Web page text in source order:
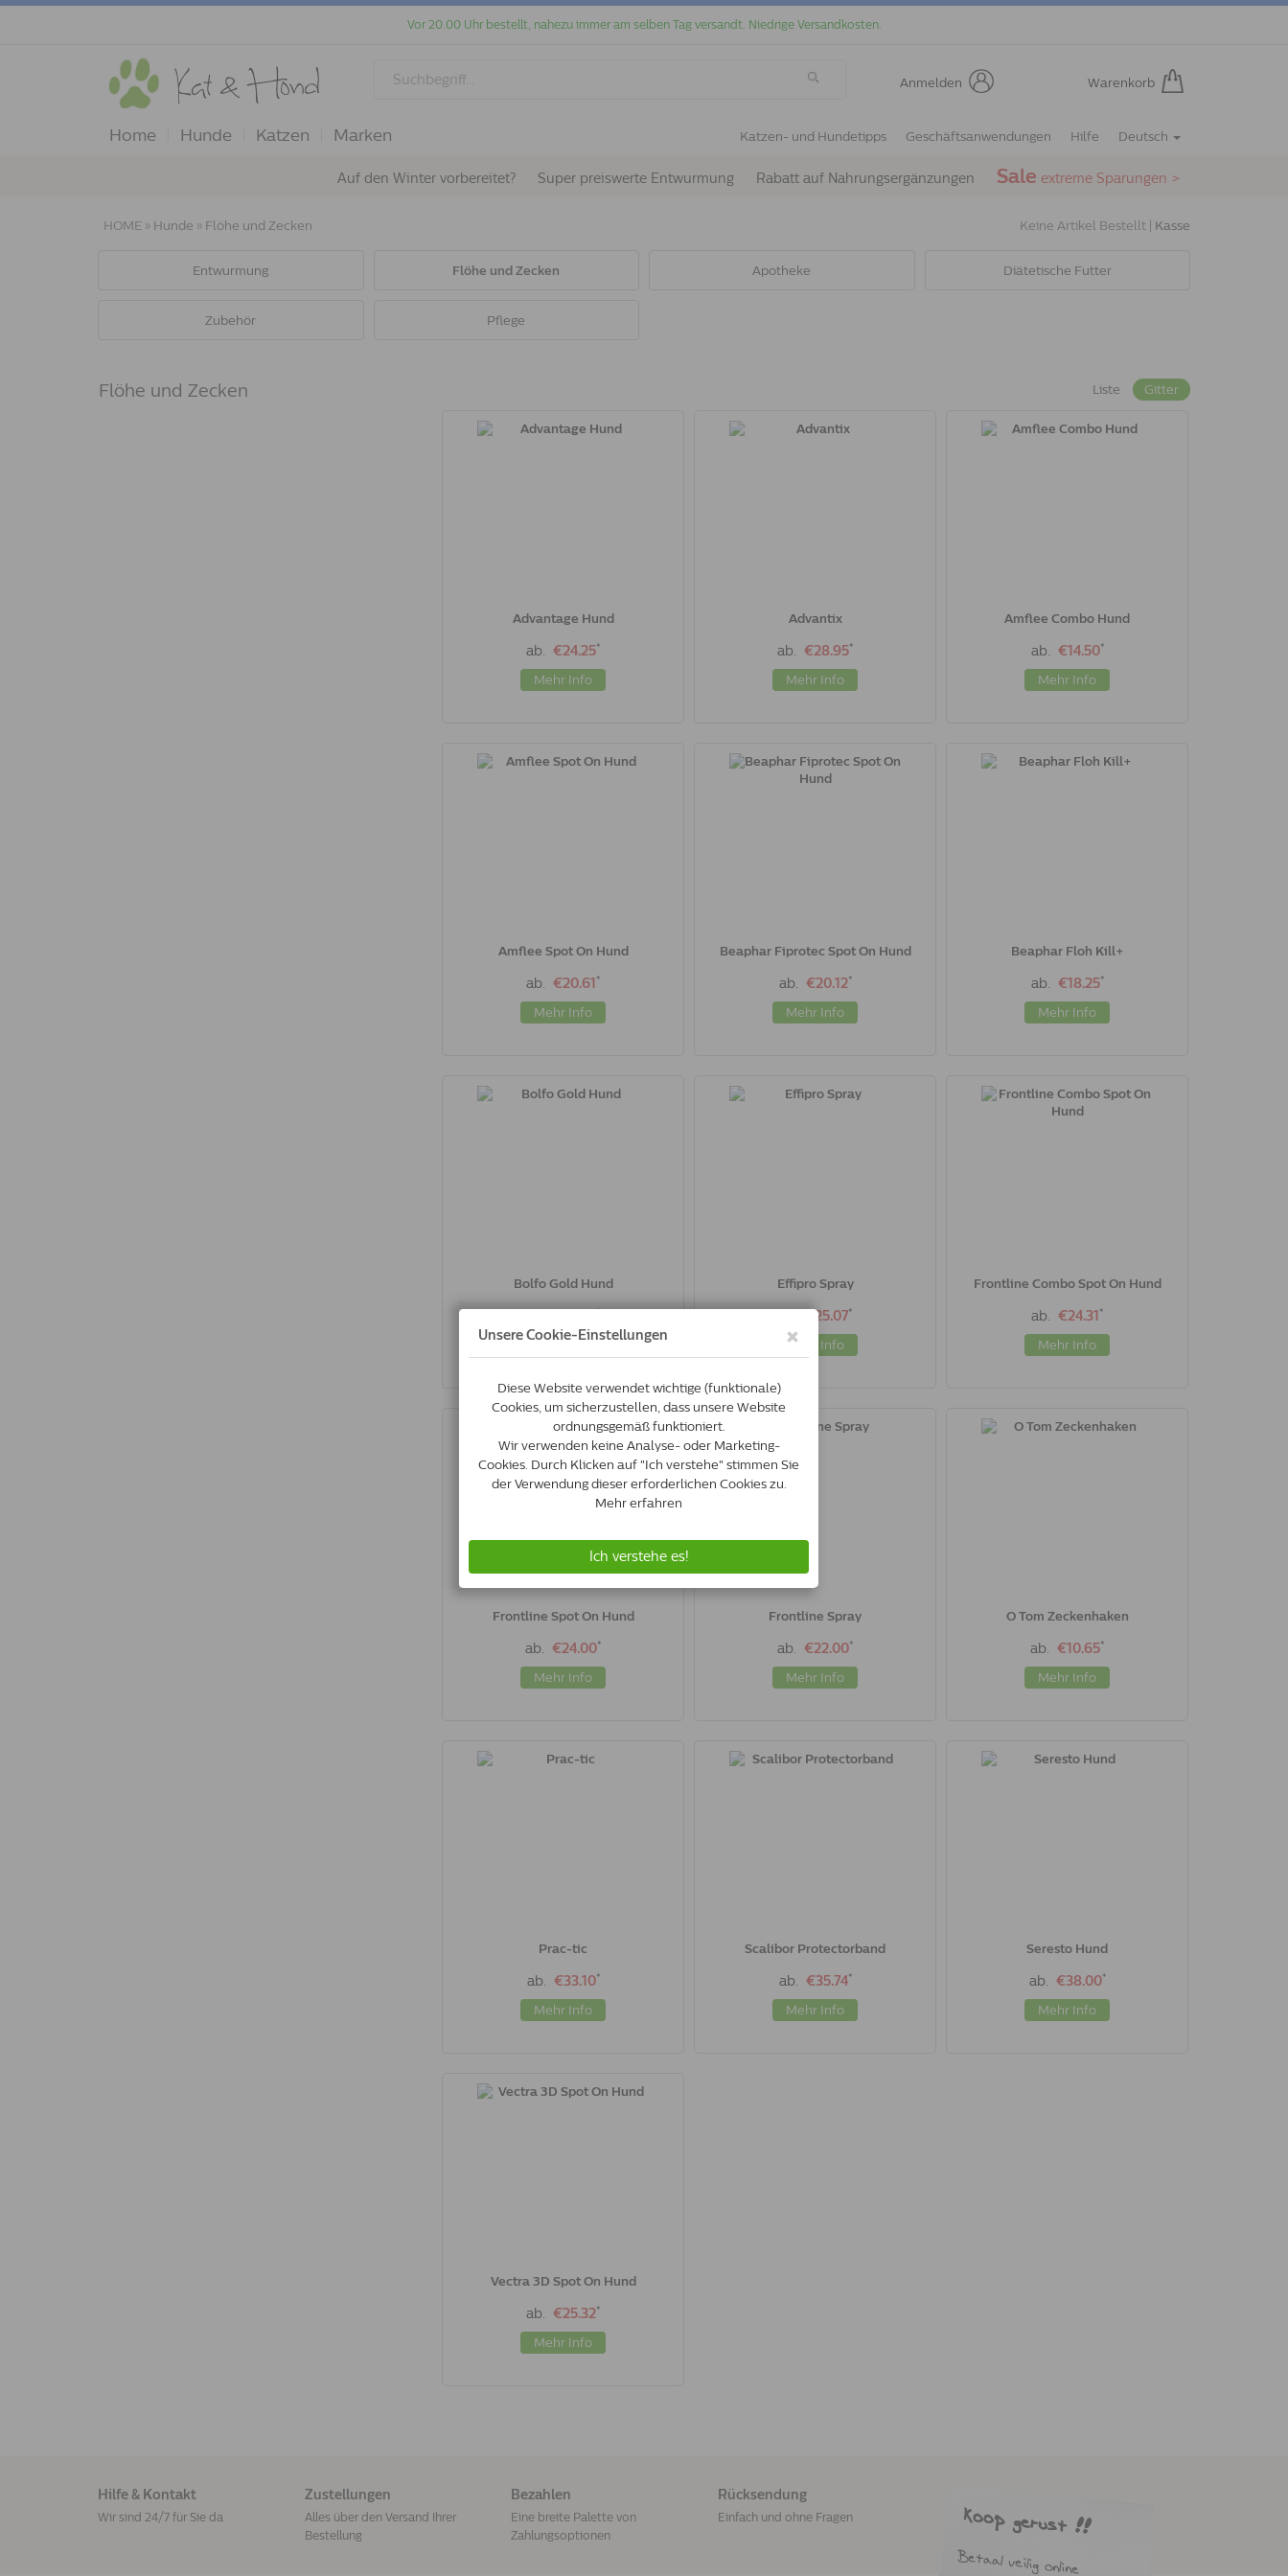
Vor 20.00 Uhr bestellt, nahezu immer am selben Tag versandt. Niedrige Versandkosten.
Anmelden Warenkorb
Home Hunde Katzen Marken Katzen- und Hundetipps Geschäftsanwendungen Hilfe Deutsch
Auf den Winter vorbereitet? Super preiswerte Entwurmung Rabatt auf Nahrungsergänzungen Sale extreme Sparungen >
HOME » Hunde » Flöhe und Zecken Keine Artikel Bestellt | Kasse
Entwurmung Flöhe und Zecken Apotheke Diätetische Futter
Zubehör Pflege
Flöhe und Zecken Liste Gitter
Advantage Hund
ab. €24.25*
Mehr Info
Advantix
ab. €28.95*
Mehr Info
Amflee Combo Hund
ab. €14.50*
Mehr Info
Amflee Spot On Hund
ab. €20.61 *
Mehr Info
Beaphar Fiprotec Spot On Hund
ab. €20.12*
Mehr Info
Beaphar Floh Kill+
ab. €18.25*
Mehr Info
Bolfo Gold Hund
*
Effipro Spray
€25.07*
Mehr Info
Frontline Combo Spot On Hund
ab. €24.31 *
Mehr Info
Frontline Spot On Hund
ab. €24.00*
Mehr Info
Frontline Spray
ab. €22.00*
Mehr Info
O Tom Zeckenhaken
ab. €10.65*
Mehr Info
Prac-tic
ab. €33.10*
Mehr Info
Scalibor Protectorband
ab. €35.74*
Mehr Info
Seresto Hund
ab. €38.00*
Mehr Info
Vectra 3D Spot On Hund
ab. €25.32*
Mehr Info
Hilfe & Kontakt
Wir sind 24/7 für Sie da
Zustellungen
Alles über den Versand Ihrer
Bestellung
Bezahlen
Eine breite Palette von
Zahlungsoptionen
Rücksendung
Einfach und ohne Fragen